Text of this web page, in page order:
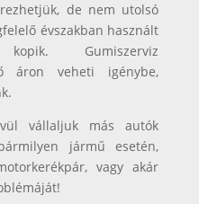
de nem utolsó
évszakban használt
Gumiszerviz
áron veheti igénybe,
vállaljuk más autók
jármű esetén,
vagy akár